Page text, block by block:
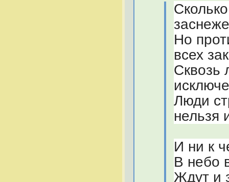
Но
всех
Сквозь
Люди
нельзя
И ни к
В небо
Ждут и